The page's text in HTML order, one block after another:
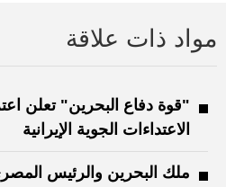
مواد ذات علاقة
"قوة دفاع البحرين" تعلن
الاعتداءات الجوية الإيرانية
ملك البحرين والرئيس